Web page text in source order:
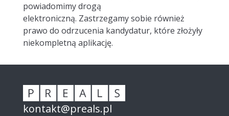
powiadomimy drogą
elektroniczną. Zastrzegamy sobie również
prawo do odrzucenia kandydatur, które złożyły
niekompletną aplikację.
kontakt@preals.pl